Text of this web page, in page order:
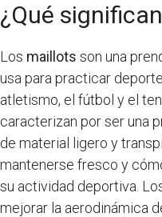
¿Qué
Los maillots son una
usa para practicar
atletismo, el fútbol y el
caracterizan por ser una
de material ligero y
mantenerse fresco y
su actividad deportiva.
mejorar la aerodinámica